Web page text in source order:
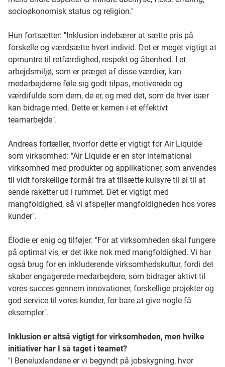
socioøkonomisk status og religion."
Hun fortsætter: "Inklusion indebærer at sætte pris på
forskelle og værdsætte hvert individ. Det er meget vigtigt at
opmuntre til retfærdighed, respekt og åbenhed. I et
arbejdsmiljø, som er præget af disse værdier, kan
medarbejderne føle sig godt tilpas, motiverede og
værdifulde som dem, de er, og med det, som de hver især
kan bidrage med. Dette er kernen i et effektivt
teamarbejde".
Andreas fortæller, hvorfor dette er vigtigt for Air Liquide
som virksomhed: "Air Liquide er en stor international
virksomhed med produkter og applikationer, som anvendes
til vidt forskellige formål fra at tilsætte kulsyre til øl til at
sende raketter ud i rummet. Det er vigtigt med
mangfoldighed, så vi afspejler mangfoldigheden hos vores
kunder".
Élodie er enig og tilføjer: "For at virksomheden skal fungere
på optimal vis, er det ikke nok med mangfoldighed. Vi har
også brug for en inkluderende virksomhedskultur, fordi det
skaber engagerede medarbejdere, som bidrager aktivt til
vores succes gennem innovationer, forskellige projekter og
god service til vores kunder, for bare at give nogle få
eksempler".
Inklusion er altså vigtigt for virksomheden, men hvilke
initiativer har I så taget i teamet?
"I Beneluxlandene er vi begyndt på jobskygning, hvor